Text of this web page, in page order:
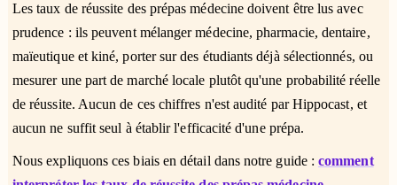
Les taux de réussite des prépas médecine doivent être lus avec
prudence : ils peuvent mélanger médecine, pharmacie, dentaire,
maïeutique et kiné, porter sur des étudiants déjà sélectionnés, ou
mesurer une part de marché locale plutôt qu'une probabilité réelle
de réussite. Aucun de ces chiffres n'est audité par Hippocast, et
aucun ne suffit seul à établir l'efficacité d'une prépa.
Nous expliquons ces biais en détail dans notre guide :comment